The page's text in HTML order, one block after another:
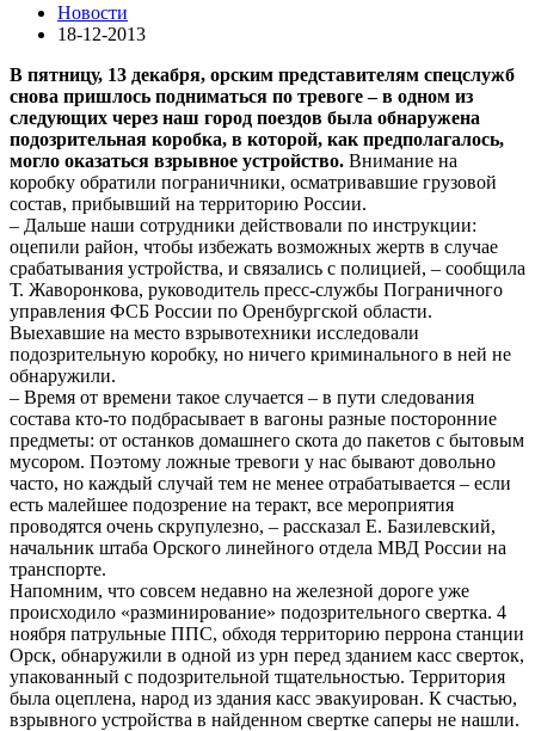
Новости
18-12-2013
В пятницу, 13 декабря, орским представителям спецслужб
снова пришлось подниматься по тревоге – в одном из
следующих через наш город поездов была обнаружена
подозрительная коробка, в которой, как предполагалось,
могло оказаться взрывное устройство. Внимание на
коробку обратили пограничники, осматривавшие грузовой
состав, прибывший на территорию России.
– Дальше наши сотрудники действовали по инструкции:
оцепили район, чтобы избежать возможных жертв в случае
срабатывания устройства, и связались с полицией, – сообщила
Т. Жаворонкова, руководитель пресс-службы Пограничного
управления ФСБ России по Оренбургской области.
Выехавшие на место взрывотехники исследовали
подозрительную коробку, но ничего криминального в ней не
обнаружили.
– Время от времени такое случается – в пути следования
состава кто-то подбрасывает в вагоны разные посторонние
предметы: от останков домашнего скота до пакетов с бытовым
мусором. Поэтому ложные тревоги у нас бывают довольно
часто, но каждый случай тем не менее отрабатывается – если
есть малейшее подозрение на теракт, все мероприятия
проводятся очень скрупулезно, – рассказал Е. Базилевский,
начальник штаба Орского линейного отдела МВД России на
транспорте.
Напомним, что совсем недавно на железной дороге уже
происходило «разминирование» подозрительного свертка. 4
ноября патрульные ППС, обходя территорию перрона станции
Орск, обнаружили в одной из урн перед зданием касс сверток,
упакованный с подозрительной тщательностью. Территория
была оцеплена, народ из здания касс эвакуирован. К счастью,
взрывного устройства в найденном свертке саперы не нашли.